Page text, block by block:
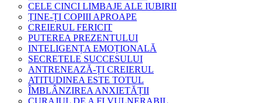
CELE CINCI LIMBAJE ALE IUBIRII
ȚINE-ȚI COPIII APROAPE
CREIERUL FERICIT
PUTEREA PREZENTULUI
INTELIGENȚA EMOȚIONALĂ
SECRETELE SUCCESULUI
ANTRENEAZĂ-ȚI CREIERUL
ATITUDINEA ESTE TOTUL
ÎMBLÂNZIREA ANXIETĂȚII